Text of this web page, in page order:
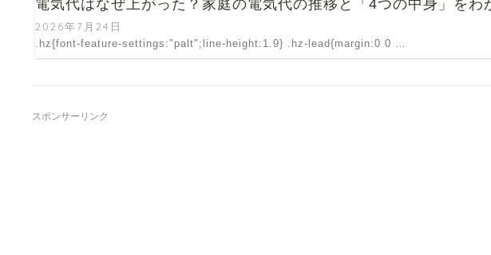
電気代はなぜ上がった？家庭の電気代の推移と「4つの中身」をわ
2026年7月24日
.hz{font-feature-settings:"palt";line-height:1.9} .hz-lead{margin:0 0 …
スポンサーリンク